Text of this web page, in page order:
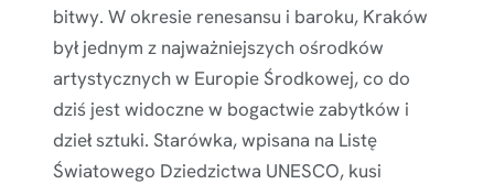
bitwy. W okresie renesansu i baroku, Kraków
był jednym z najważniejszych ośrodków
artystycznych w Europie Środkowej, co do
dziś jest widoczne w bogactwie zabytków i
dzieł sztuki. Starówka, wpisana na Listę
Światowego Dziedzictwa UNESCO, kusi